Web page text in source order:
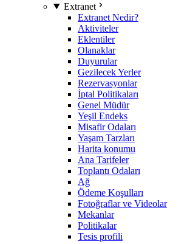
Extranet
Extranet Nedir?
Aktiviteler
Eklentiler
Olanaklar
Duyurular
Gezilecek Yerler
Rezervasyonlar
İptal Politikaları
Genel Müdür
Yeşil Endeks
Misafir Odaları
Yaşam Tarzları
Harita konumu
Ana Tarifeler
Toplantı Odaları
Ağ
Ödeme Koşulları
Fotoğraflar ve Videolar
Mekanlar
Politikalar
Tesis profili